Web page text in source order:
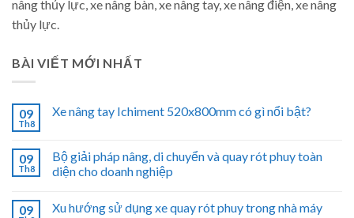
nâng thủy lực, xe nâng bàn, xe nâng tay, xe nâng điện, xe nâng
thủy lực.
BÀI VIẾT MỚI NHẤT
09
Th8
Xe nâng tay Ichiment 520x800mm có gì nổi bật?
09
Th8
Bộ giải pháp nâng, di chuyển và quay rót phuy toàn
diện cho doanh nghiệp
09
Xu hướng sử dụng xe quay rót phuy trong nhà máy